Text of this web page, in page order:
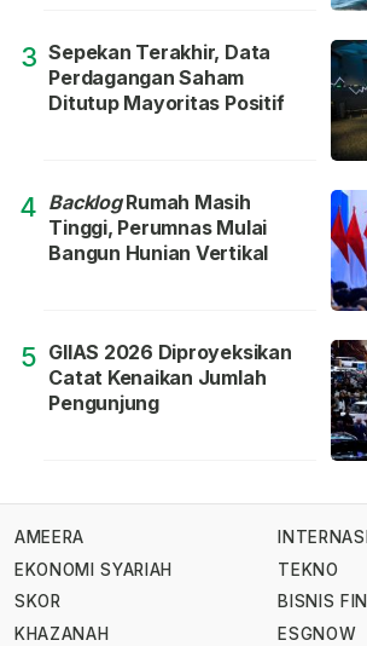
3 Sepekan Terakhir, Data
Perdagangan Saham
Ditutup Mayoritas Positif
4 BacklogRumah Masih
Tinggi, Perumnas Mulai
Bangun Hunian Vertikal
5 GIIAS 2026 Diproyeksikan
Catat Kenaikan Jumlah
Pengunjung
AMEERA
EKONOMI SYARIAH
SKOR
KHAZANAH
TEKNO
BISNIS
ESGNOW